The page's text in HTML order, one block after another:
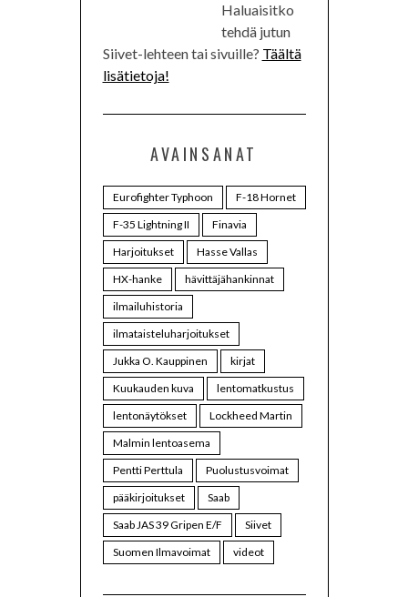
Haluaisitko
tehdä jutun
Siivet-lehteen tai sivuille? Täältä
lisätietoja!
AVAINSANAT
Eurofighter Typhoon
F-18 Hornet
F-35 Lightning II
Finavia
Harjoitukset
Hasse Vallas
HX-hanke
hävittäjähankinnat
ilmailuhistoria
ilmataisteluharjoitukset
Jukka O. Kauppinen
kirjat
Kuukauden kuva
lentomatkustus
lentonäytökset
Lockheed Martin
Malmin lentoasema
Pentti Perttula
Puolustusvoimat
pääkirjoitukset
Saab
Saab JAS 39 Gripen E/F
Siivet
Suomen Ilmavoimat
videot